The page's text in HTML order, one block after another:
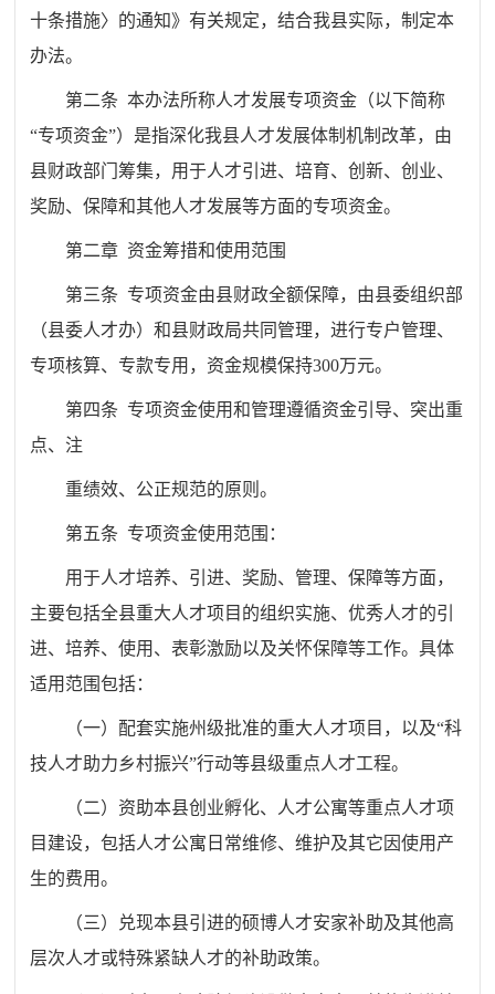
十条措施〉的通知》有关规定，结合我县实际，制定本
办法。
第二条 本办法所称人才发展专项资金（以下简称
“专项资金”）是指深化我县人才发展体制机制改革，由
县财政部门筹集，用于人才引进、培育、创新、创业、
奖励、保障和其他人才发展等方面的专项资金。
第二章 资金筹措和使用范围
第三条 专项资金由县财政全额保障，由县委组织部
（县委人才办）和县财政局共同管理，进行专户管理、
专项核算、专款专用，资金规模保持300万元。
第四条 专项资金使用和管理遵循资金引导、突出重
点、注
重绩效、公正规范的原则。
第五条 专项资金使用范围：
用于人才培养、引进、奖励、管理、保障等方面，
主要包括全县重大人才项目的组织实施、优秀人才的引
进、培养、使用、表彰激励以及关怀保障等工作。具体
适用范围包括：
（一）配套实施州级批准的重大人才项目，以及“科
技人才助力乡村振兴”行动等县级重点人才工程。
（二）资助本县创业孵化、人才公寓等重点人才项
目建设，包括人才公寓日常维修、维护及其它因使用产
生的费用。
（三）兑现本县引进的硕博人才安家补助及其他高
层次人才或特殊紧缺人才的补助政策。